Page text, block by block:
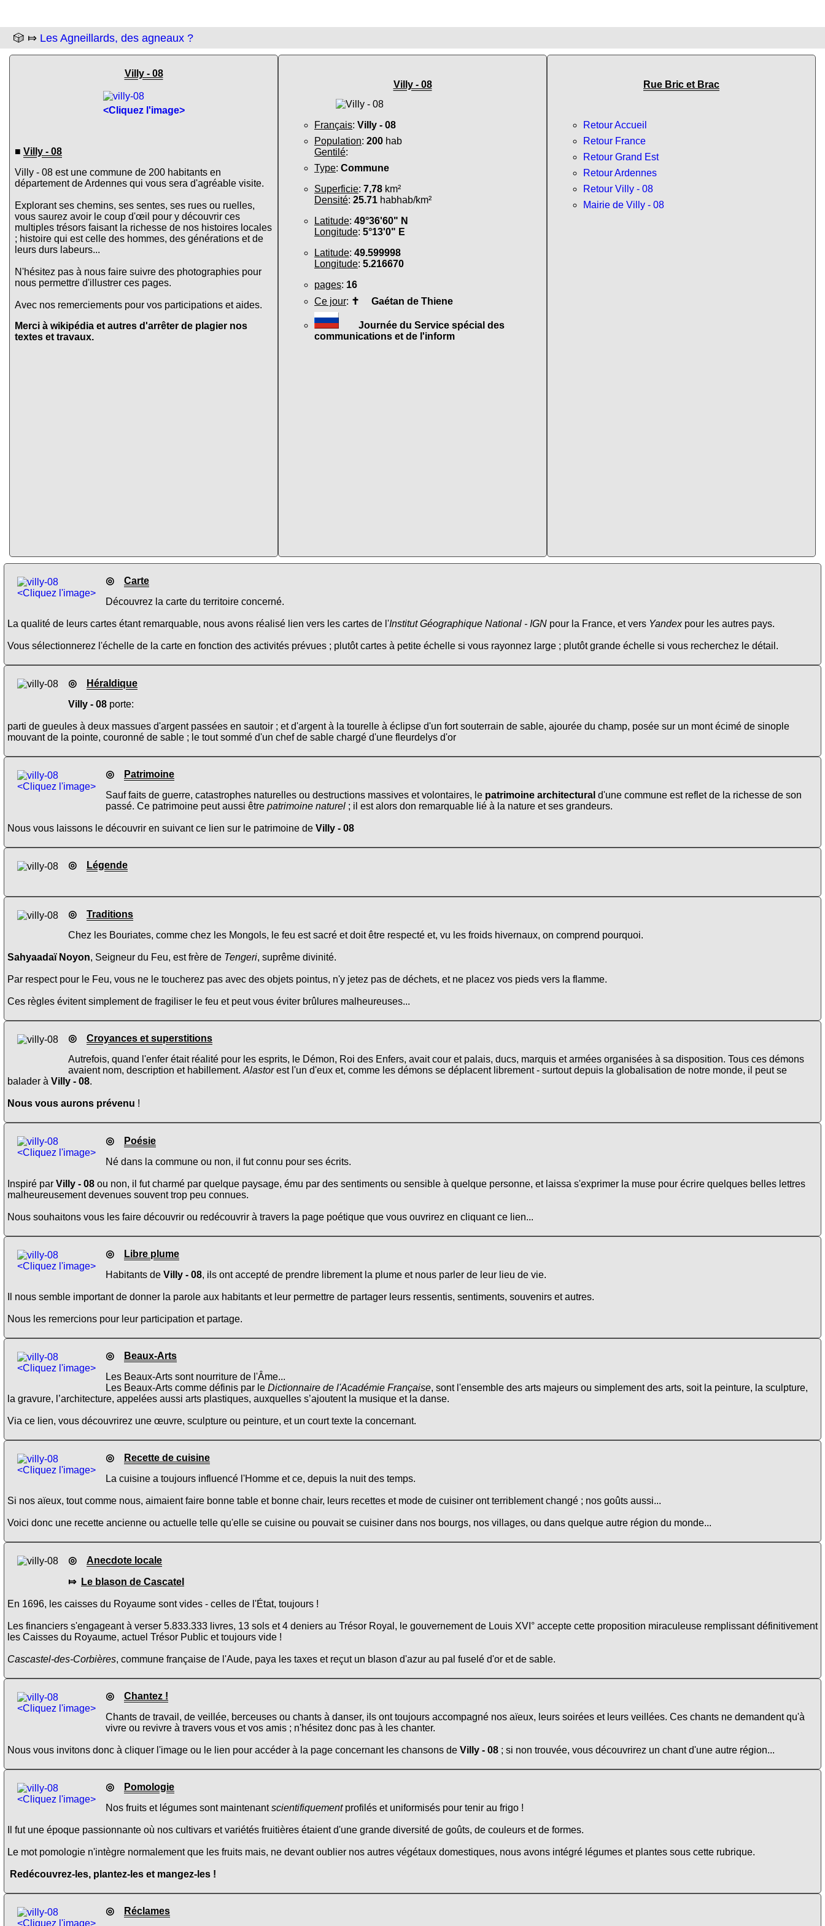
🎲 ⤇ Les Agneillards, des agneaux ?
Villy - 08
<Cliquez l'image>
■ Villy - 08
Villy - 08 est une commune de 200 habitants en
département de Ardennes qui vous sera d'agréable visite.
Explorant ses chemins, ses sentes, ses rues ou ruelles,
vous saurez avoir le coup d'œil pour y découvrir ces
multiples trésors faisant la richesse de nos histoires locales
; histoire qui est celle des hommes, des générations et de
leurs durs labeurs...
N'hésitez pas à nous faire suivre des photographies pour
nous permettre d'illustrer ces pages.
Avec nos remerciements pour vos participations et aides.
Merci à wikipédia et autres d'arrêter de plagier nos
textes et travaux.
Villy - 08
Français: Villy - 08
Population: 200 hab
Gentilé:
Type: Commune
Superficie: 7,78 km²
Densité: 25.71 habhab/km²
Latitude: 49°36'60" N
Longitude: 5°13'0" E
Latitude: 49.599998
Longitude: 5.216670
pages: 16
Ce jour: ✝ Gaétan de Thiene
Journée du Service spécial des
communications et de l'inform
Rue Bric et Brac
Retour Accueil
Retour France
Retour Grand Est
Retour Ardennes
Retour Villy - 08
Mairie de Villy - 08
<Cliquez l'image>
◎ Carte
Découvrez la carte du territoire concerné.
La qualité de leurs cartes étant remarquable, nous avons réalisé lien vers les cartes de l'Institut Géographique National - IGN pour la France, et vers Yandexpour les autres pays.
Vous sélectionnerez l'échelle de la carte en fonction des activités prévues ; plutôt cartes à petite échelle si vous rayonnez large ; plutôt grande échelle si vous recherchez le détail.
◎
Héraldique
Villy - 08 porte:
parti de gueules à deux massues d'argent passées en sautoir ; et d'argent à la tourelle à éclipse d'un fort souterrain de sable, ajourée du champ, posée sur un mont écimé de sinople
mouvant de la pointe, couronné de sable ; le tout sommé d'un chef de sable chargé d'une fleurdelys d'or
<Cliquez l'image>
◎
Patrimoine
Sauf faits de guerre, catastrophes naturelles ou destructions massives et volontaires, le patrimoine architectural d'une commune est reflet de la richesse de son
passé. Ce patrimoine peut aussi être patrimoine naturel ; il est alors don remarquable lié à la nature et ses grandeurs.
Nous vous laissons le découvrir en suivant ce lien sur le patrimoine de Villy - 08
◎ Légende
◎ Traditions
Chez les Bouriates, comme chez les Mongols, le feu est sacré et doit être respecté et, vu les froids hivernaux, on comprend pourquoi.
Sahyaadaï Noyon, Seigneur du Feu, est frère de Tengeri, suprême divinité.
Par respect pour le Feu, vous ne le toucherez pas avec des objets pointus, n'y jetez pas de déchets, et ne placez vos pieds vers la flamme.
Ces règles évitent simplement de fragiliser le feu et peut vous éviter brûlures malheureuses...
◎ Croyances et superstitions
Autrefois, quand l'enfer était réalité pour les esprits, le Démon, Roi des Enfers, avait cour et palais, ducs, marquis et armées organisées à sa disposition. Tous ces démons
avaient nom, description et habillement. Alastorest l'un d'eux et, comme les démons se déplacent librement - surtout depuis la globalisation de notre monde, il peut se
balader à Villy - 08.
Nous vous aurons prévenu !
<Cliquez l'image>
◎
Poésie
Né dans la commune ou non, il fut connu pour ses écrits.
Inspiré par Villy - 08 ou non, il fut charmé par quelque paysage, ému par des sentiments ou sensible à quelque personne, et laissa s'exprimer la muse pour écrire quelques belles lettres
malheureusement devenues souvent trop peu connues.
Nous souhaitons vous les faire découvrir ou redécouvrir à travers la page poétique que vous ouvrirez en cliquant ce lien...
<Cliquez l'image>
◎
Libre plume
Habitants de Villy - 08, ils ont accepté de prendre librement la plume et nous parler de leur lieu de vie.
Il nous semble important de donner la parole aux habitants et leur permettre de partager leurs ressentis, sentiments, souvenirs et autres.
Nous les remercions pour leur participation et partage.
<Cliquez l'image>
◎
Beaux-Arts
Les Beaux-Arts sont nourriture de l'Âme...
Les Beaux-Arts comme définis par le Dictionnaire de l'Académie Française, sont l'ensemble des arts majeurs ou simplement des arts, soit la peinture, la sculpture,
la gravure, l’architecture, appelées aussi arts plastiques, auxquelles s’ajoutent la musique et la danse.
Via ce lien, vous découvrirez une œuvre, sculpture ou peinture, et un court texte la concernant.
<Cliquez l'image>
◎
Recette de cuisine
La cuisine a toujours influencé l'Homme et ce, depuis la nuit des temps.
Si nos aïeux, tout comme nous, aimaient faire bonne table et bonne chair, leurs recettes et mode de cuisiner ont terriblement changé ; nos goûts aussi...
Voici donc une recette ancienne ou actuelle telle qu'elle se cuisine ou pouvait se cuisiner dans nos bourgs, nos villages, ou dans quelque autre région du monde...
◎ Anecdote locale
⤇ Le blason de Cascatel
En 1696, les caisses du Royaume sont vides - celles de l'État, toujours !
Les financiers s'engageant à verser 5.833.333 livres, 13 sols et 4 deniers au Trésor Royal, le gouvernement de Louis XVI° accepte cette proposition miraculeuse remplissant définitivement
les Caisses du Royaume, actuel Trésor Public et toujours vide !
Cascastel-des-Corbières, commune française de l'Aude, paya les taxes et reçut un blason d'azur au pal fuselé d'or et de sable.
<Cliquez l'image>
◎ Chantez !
Chants de travail, de veillée, berceuses ou chants à danser, ils ont toujours accompagné nos aïeux, leurs soirées et leurs veillées. Ces chants ne demandent qu'à
vivre ou revivre à travers vous et vos amis ; n'hésitez donc pas à les chanter.
Nous vous invitons donc à cliquer l'image ou le lien pour accéder à la page concernant les chansons de Villy - 08 ; si non trouvée, vous découvrirez un chant d'une autre région...
<Cliquez l'image>
◎
Pomologie
Nos fruits et légumes sont maintenantscientifiquementprofilés et uniformisés pour tenir au frigo !
Il fut une époque passionnante où nos cultivars et variétés fruitières étaient d'une grande diversité de goûts, de couleurs et de formes.
Le mot pomologie n'intègre normalement que les fruits mais, ne devant oublier nos autres végétaux domestiques, nous avons intégré légumes et plantes sous cette rubrique.
Redécouvrez-les, plantez-les et mangez-les !
<Cliquez l'image>
◎ Réclames